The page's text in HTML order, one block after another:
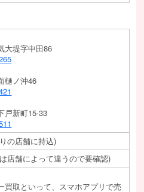
大堤字中田86
樋ノ沖46
戸新町15-33
の店舗に持込)
店舗によって違うので要確認)
買取といって、スマホアプリで売